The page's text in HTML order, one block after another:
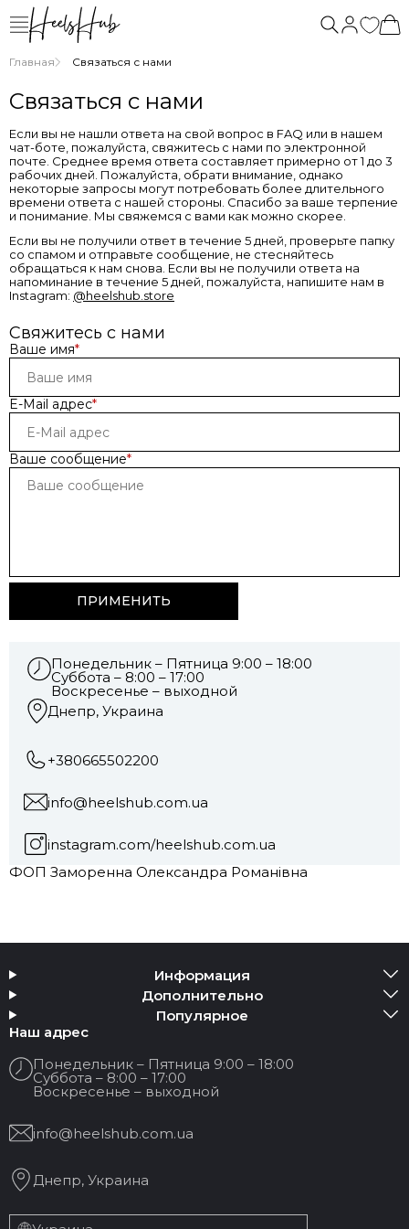
Главная Связаться с нами
Связаться с нами
Если вы не нашли ответа на свой вопрос в FAQ или в нашем
чат-боте, пожалуйста, свяжитесь с нами по электронной
почте. Среднее время ответа составляет примерно от 1 до 3
рабочих дней. Пожалуйста, обрати внимание, однако
некоторые запросы могут потребовать более длительного
времени ответа с нашей стороны. Спасибо за ваше терпение
и понимание. Мы свяжемся с вами как можно скорее.
Если вы не получили ответ в течение 5 дней, проверьте папку
со спамом и отправьте сообщение, не стесняйтесь
обращаться к нам снова. Если вы не получили ответа на
напоминание в течение 5 дней, пожалуйста, напишите нам в
Instagram: @heelshub.store
Свяжитесь с нами
Ваше имя*
E-Mail адрес*
Ваше сообщение*
+380665502200
info@heelshub.com.ua
instagram.com/heelshub.com.ua
Понедельник – Пятница 9:00 – 18:00
Суббота – 8:00 – 17:00
Воскресенье – выходной
Днепр, Украина
ФОП Заморенна Олександра Романівна
Информация
Дополнительно
Популярное
Наш адрес
Понедельник – Пятница 9:00 – 18:00
Суббота – 8:00 – 17:00
Воскресенье – выходной
info@heelshub.com.ua
Днепр, Украина